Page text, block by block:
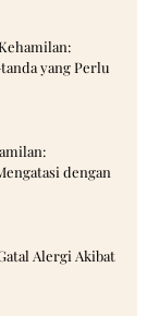
yang Perlu
dengan
Alergi Akibat